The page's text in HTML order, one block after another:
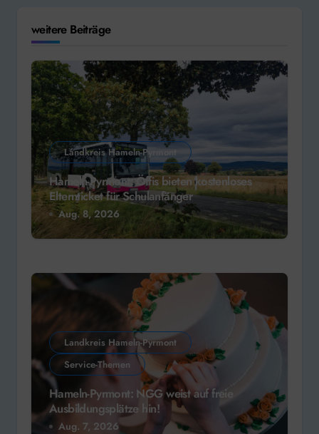
weitere Beiträge
Landkreis Hameln-Pyrmont
Hameln-Pyrmont: Öffis bieten kostenloses
Elternticket für Schulanfänger
Aug. 8, 2026
Landkreis Hameln-Pyrmont
Service-Themen
Hameln-Pyrmont: NGG weist auf freie
Ausbildungsplätze hin!
Aug. 7, 2026